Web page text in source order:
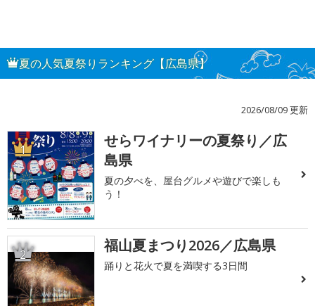
夏の人気夏祭りランキング【広島県】
2026/08/09 更新
1
せらワイナリーの夏祭り／広
島県
夏の夕べを、屋台グルメや遊びで楽しも
う！
2 福山夏まつり2026／広島県
踊りと花火で夏を満喫する3日間